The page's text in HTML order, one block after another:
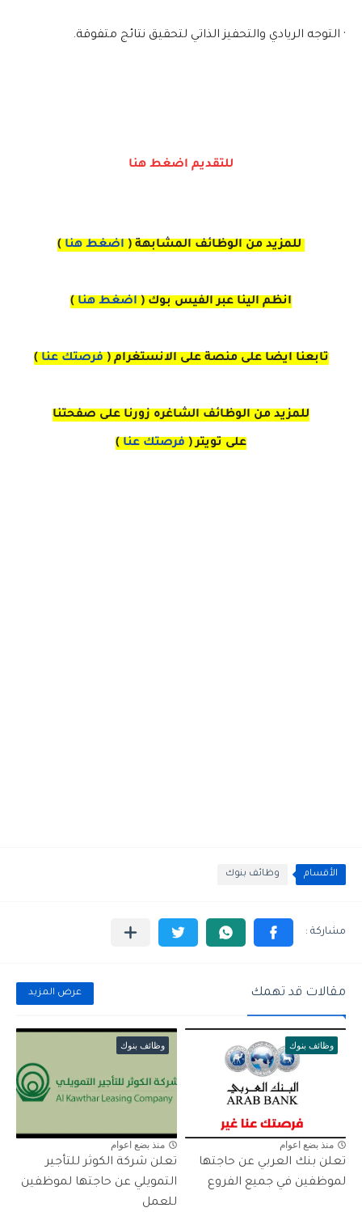
· التوجه الريادي والتحفيز الذاتي لتحقيق نتائج متفوقة.
للتقديم اضغط هنا
للمزيد من الوظائف المشابهة ( اضغط هنا )
انظم الينا عبر الفيس بوك ( اضغط هنا )
تابعنا ايضا على منصة على الانستغرام ( فرصتك عنا )
للمزيد من الوظائف الشاغره زورنا على صفحتنا
على تويتر( فرصتك عنا )
الأقسام وظائف بنوك
مقالات قد تهمك عرض المزيد
وظائف بنوك
منذ بضع اعوام
تعلن بنك العربي عن حاجتها
لموظفين في جميع الفروع
وظائف بنوك
منذ بضع اعوام
تعلن شركة الكوثر للتأجير
التمويلي عن حاجتها لموظفين
للعمل